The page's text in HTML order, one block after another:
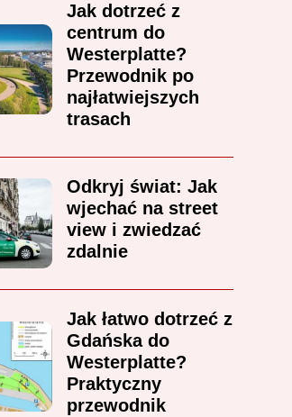
Jak dotrzeć z
centrum do
Westerplatte?
Przewodnik po
najłatwiejszych
trasach
Odkryj świat: Jak
wjechać na street
view i zwiedzać
zdalnie
Jak łatwo dotrzeć z
Gdańska do
Westerplatte?
Praktyczny
przewodnik